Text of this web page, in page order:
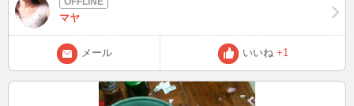
ったにも関わらず味がこってりしすぎ、まずくはないものの途中で
飽きが来てしまい気持ちが悪くなりました。 以外とチョコシューっ
て中のチョコがあぶらっこくてくどいのですよ。
マヤ
メール いいね +1